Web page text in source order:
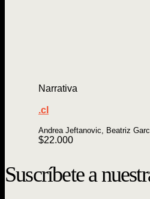
Narrativa
.cl
Andrea Jeftanovic, Beatriz
$22.000
Suscríbete a